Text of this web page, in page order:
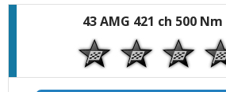
43 AMG 421 ch 500 Nm